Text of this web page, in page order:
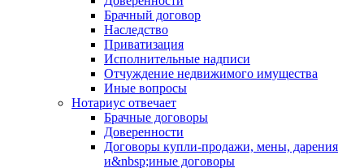
Брачный договор
Наследство
Приватизация
Исполнительные надписи
Отчуждение недвижимого имущества
Иные вопросы
Нотариус отвечает
Брачные договоры
Доверенности
Договоры купли-продажи, мены, дарения
и&nbsp;иные договоры